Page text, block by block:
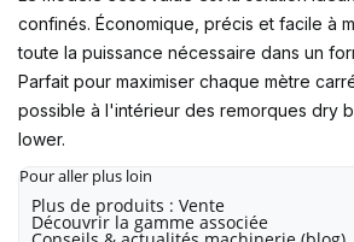
confinés. Économique, précis et facile à
toute la puissance nécessaire dans un
Parfait pour maximiser chaque mètre
possible à l'intérieur des remorques dry
lower.
Pour aller plus loin
Plus de produits : Vente
Découvrir la gamme associée